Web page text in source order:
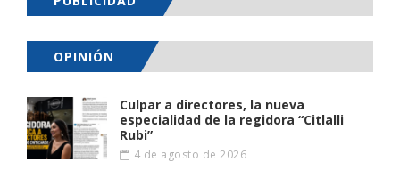
OPINIÓN
Culpar a directores, la nueva
especialidad de la regidora “Citlalli
Rubi”
4 de agosto de 2026